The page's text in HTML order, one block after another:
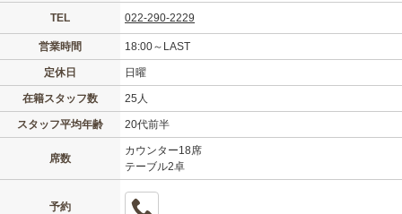
TEL 022-290-2229
営業時間 18:00～LAST
定休日 日曜
在籍スタッフ数 25人
スタッフ平均年齢 20代前半
席数
カウンター18席
テーブル2卓
予約